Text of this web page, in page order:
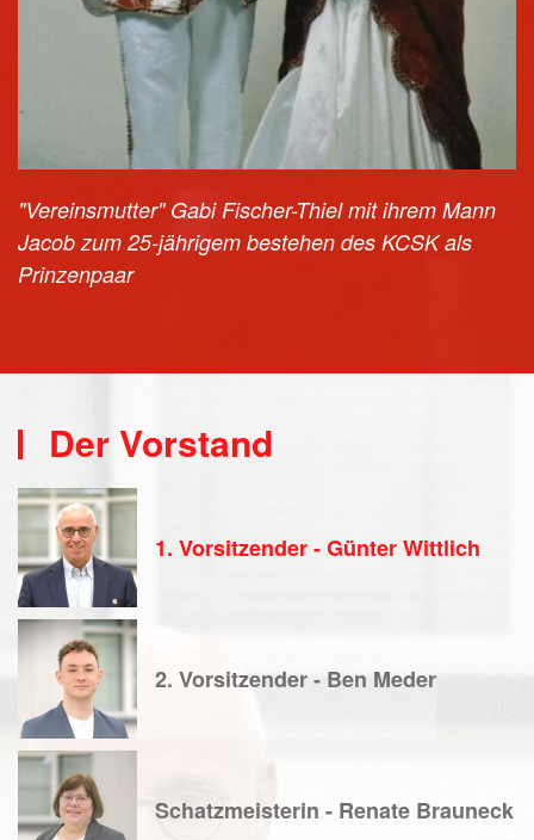
"Vereinsmutter" Gabi Fischer-Thiel mit ihrem Mann
Jacob zum 25-jährigem bestehen des KCSK als
Prinzenpaar
Der Vorstand
1. Vorsitzender - Günter Wittlich
2. Vorsitzender - Ben Meder
Schatzmeisterin - Renate Brauneck